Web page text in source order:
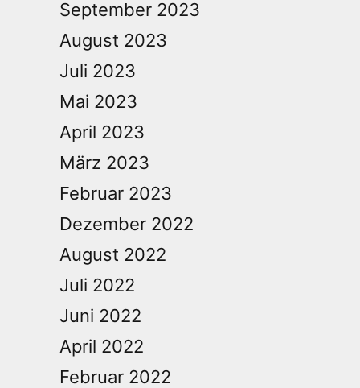
September 2023
August 2023
Juli 2023
Mai 2023
April 2023
März 2023
Februar 2023
Dezember 2022
August 2022
Juli 2022
Juni 2022
April 2022
Februar 2022